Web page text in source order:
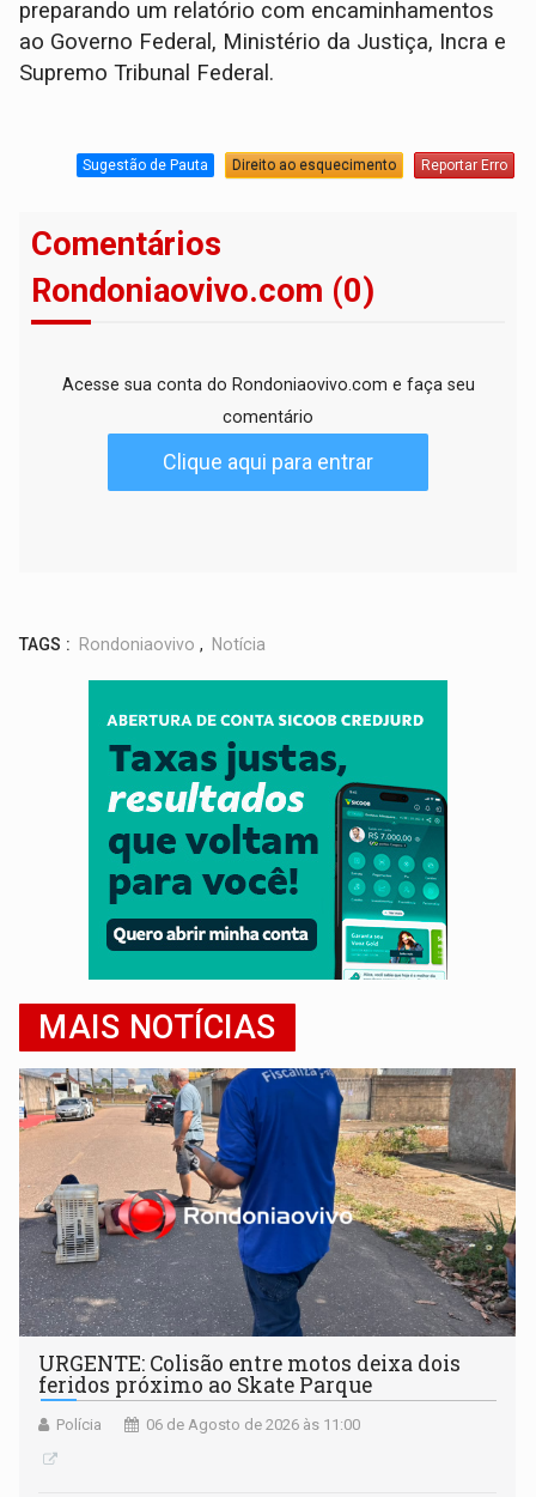
preparando um relatório com encaminhamentos
ao Governo Federal, Ministério da Justiça, Incra e
Supremo Tribunal Federal.
Sugestão de Pauta Direito ao esquecimento Reportar Erro
Comentários
Rondoniaovivo.com (0)
Acesse sua conta do Rondoniaovivo.com e faça seu
comentário
Clique aqui para entrar
TAGS : Rondoniaovivo , Notícia
MAIS NOTÍCIAS
URGENTE: Colisão entre motos deixa dois
feridos próximo ao Skate Parque
Polícia 06 de Agosto de 2026 às 11:00